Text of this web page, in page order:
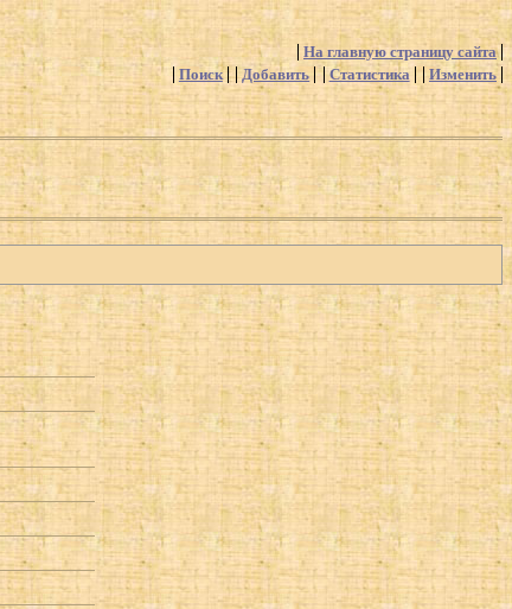
На главную страницу сайта
Поиск
Добавить Статистика Изменить